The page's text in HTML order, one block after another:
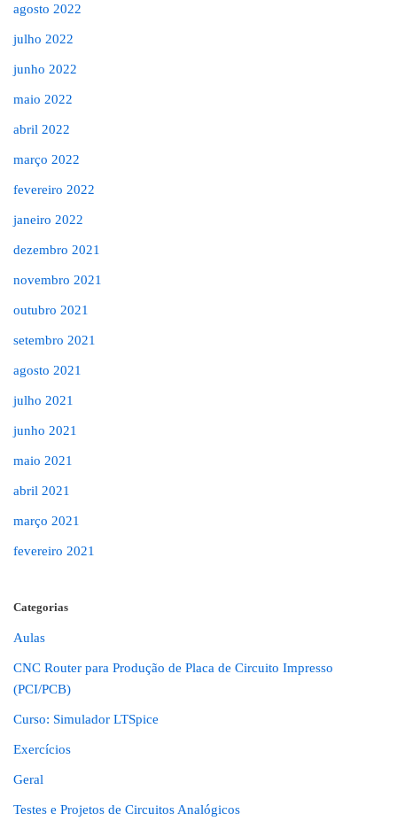
agosto 2022
julho 2022
junho 2022
maio 2022
abril 2022
março 2022
fevereiro 2022
janeiro 2022
dezembro 2021
novembro 2021
outubro 2021
setembro 2021
agosto 2021
julho 2021
junho 2021
maio 2021
abril 2021
março 2021
fevereiro 2021
Categorias
Aulas
CNC Router para Produção de Placa de Circuito Impresso
(PCI/PCB)
Curso: Simulador LTSpice
Exercícios
Geral
Testes e Projetos de Circuitos Analógicos